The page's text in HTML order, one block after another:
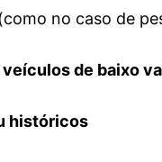
(como no caso de
de baixo
históricos